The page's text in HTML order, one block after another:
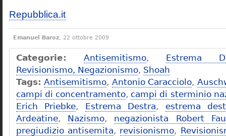
Repubblica.it
Emanuel Baroz, 22 ottobre 2009
Categorie: Antisemitismo, Estrema
Revisionismo, Negazionismo, Shoah
Tags: Antisemitismo, Antonio Caracciolo,
campi di concentramento, campi di sterminio
Erich Priebke, Estrema Destra, estrema
Ardeatine, Nazismo, negazionista Robert
pregiudizio antisemita, revisionismo,